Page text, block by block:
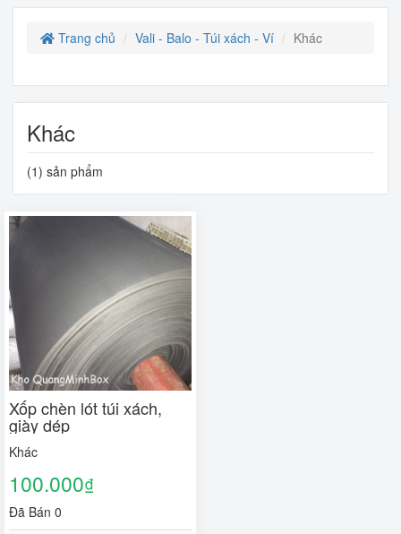
Trang chủ Vali - Balo - Túi xách - Ví Khác
Khác
(1) sản phẩm
Xốp chèn lót túi xách,
giày dép
Khác
100.000₫
Đã Bán 0